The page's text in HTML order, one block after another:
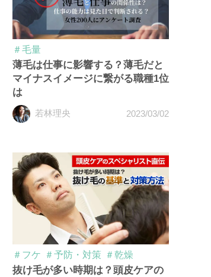
＃毛量
薄毛は仕事に影響する？薄毛だと
マイナスイメージに繋がる職種1位
は
若林理央 2023/03/02
＃フケ ＃予防・対策 ＃乾燥
抜け毛が多い時期は？頭皮ケアの